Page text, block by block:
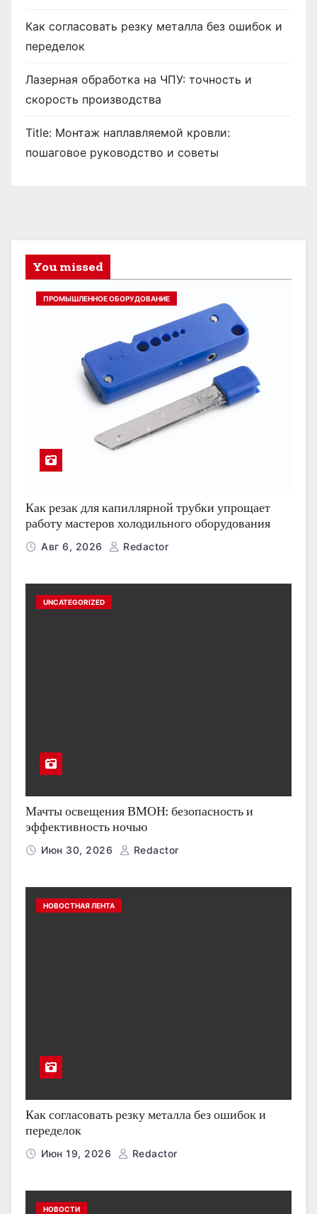
Как согласовать резку металла без ошибок и
переделок
Лазерная обработка на ЧПУ: точность и
скорость производства
Title: Монтаж наплавляемой кровли:
пошаговое руководство и советы
You missed
ПРОМЫШЛЕННОЕ ОБОРУДОВАНИЕ
Как резак для капиллярной трубки упрощает
работу мастеров холодильного оборудования
Авг 6, 2026 Redactor
UNCATEGORIZED
Мачты освещения ВМОН: безопасность и
эффективность ночью
Июн 30, 2026 Redactor
НОВОСТНАЯ ЛЕНТА
Как согласовать резку металла без ошибок и
переделок
Июн 19, 2026 Redactor
НОВОСТИ